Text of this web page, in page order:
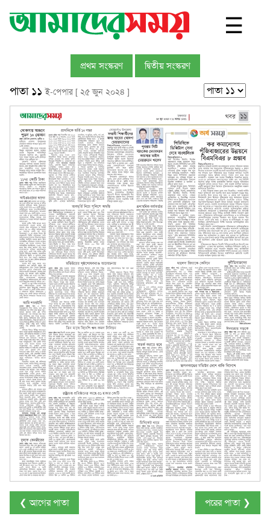
☰
প্রথম সংস্করণ দ্বিতীয় সংস্করণ
পাতা ১১ই-পেপার [ ২৫ জুন ২০২৪ ]
❮ আগের পাতা পরের পাতা ❯